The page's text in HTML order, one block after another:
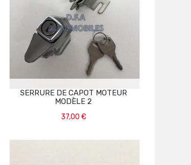
SERRURE DE CAPOT MOTEUR
MODÈLE 2
37,00 €
Ajouter Au Panier